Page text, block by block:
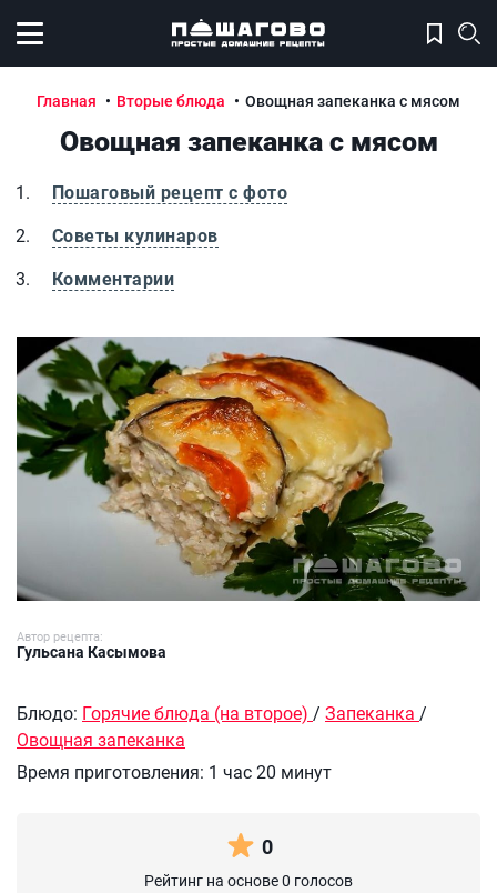
Открыть меню
Главная Вторые блюда Овощная запеканка с мясом
Овощная запеканка с мясом
Пошаговый рецепт с фото
Советы кулинаров
Комментарии
Овощная запеканка с мясом
Автор рецепта:
Гульсана Касымова
Блюдо: Горячие блюда (на второе) / Запеканка /
Овощная запеканка
Время приготовления: 1 час 20 минут
0
Рейтинг на основе 0 голосов